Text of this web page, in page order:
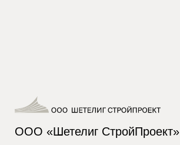
ООО «Шетелиг СтройПроект»